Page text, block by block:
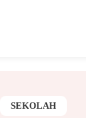
SEKOLAH